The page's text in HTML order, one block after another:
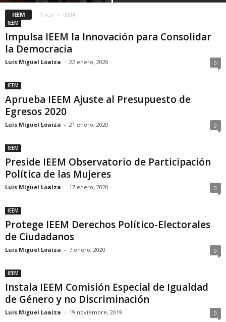
IEEM Inicio
IEEM
IEEM
Impulsa IEEM la Innovación para Consolidar
la Democracia
Luis Miguel Loaiza - 22 enero, 2020 0
IEEM
Aprueba IEEM Ajuste al Presupuesto de
Egresos 2020
Luis Miguel Loaiza - 21 enero, 2020 0
IEEM
Preside IEEM Observatorio de Participación
Política de las Mujeres
Luis Miguel Loaiza - 17 enero, 2020 0
IEEM
Protege IEEM Derechos Político-Electorales
de Ciudadanos
Luis Miguel Loaiza - 7 enero, 2020 0
IEEM
Instala IEEM Comisión Especial de Igualdad
de Género y no Discriminación
Luis Miguel Loaiza - 19 noviembre, 2019 0